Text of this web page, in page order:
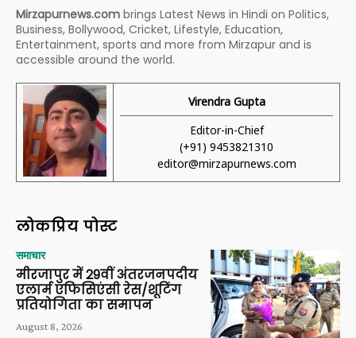
Mirzapurnews.com brings Latest News in Hindi on Politics,
Business, Bollywood, Cricket, Lifestyle, Education,
Entertainment, sports and more from Mirzapur and is
accessible around the world.
Virendra Gupta
Editor-in-Chief
(+91) 9453821310
editor@mirzapurnews.com
लोकप्रिय पोस्ट
समाचार
मीरजापुर में 29वीं अंतरजनपदीय
एलार्म एफिसिएंसी रेस/शूटिंग
प्रतियोगिता का समापन
August 8, 2026